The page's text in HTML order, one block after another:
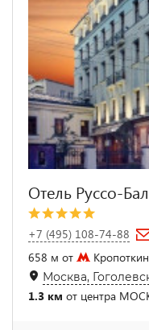
Отель Руссо-
+7 (495) 108-74-88
658 м от
Москва,
1.3 км от центра